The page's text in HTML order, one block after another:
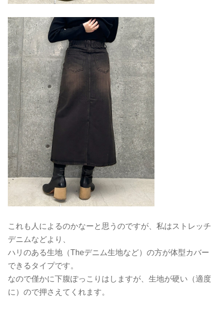
これも人によるのかなーと思うのですが、私はストレッチ
デニムなどより、
ハリのある生地（Theデニム生地など）の方が体型カバー
できるタイプです。
なので僅かに下腹ぽっこりはしますが、生地が硬い（適度
に）ので押さえてくれます。